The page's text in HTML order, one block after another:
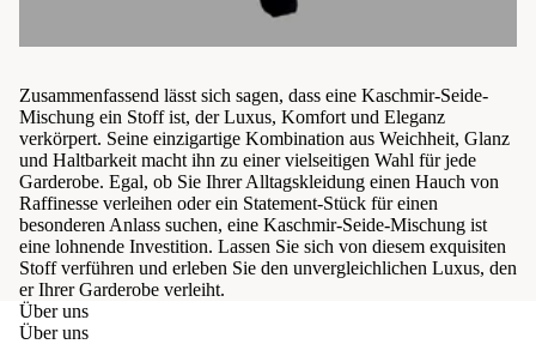
Zusammenfassend lässt sich sagen, dass eine Kaschmir-Seide-
Mischung ein Stoff ist, der Luxus, Komfort und Eleganz
verkörpert. Seine einzigartige Kombination aus Weichheit, Glanz
und Haltbarkeit macht ihn zu einer vielseitigen Wahl für jede
Garderobe. Egal, ob Sie Ihrer Alltagskleidung einen Hauch von
Raffinesse verleihen oder ein Statement-Stück für einen
besonderen Anlass suchen, eine Kaschmir-Seide-Mischung ist
eine lohnende Investition. Lassen Sie sich von diesem exquisiten
Stoff verführen und erleben Sie den unvergleichlichen Luxus, den
er Ihrer Garderobe verleiht.
Über uns
Über uns